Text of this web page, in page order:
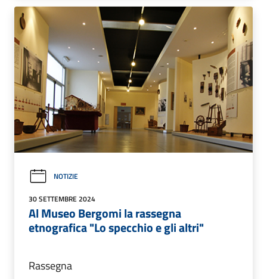
NOTIZIE
30 SETTEMBRE 2024
Al Museo Bergomi la rassegna
etnografica "Lo specchio e gli altri"
Rassegna